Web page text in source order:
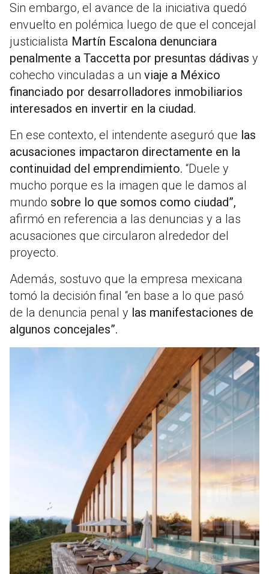
Sin embargo, el avance de la iniciativa quedó
envuelto en polémica luego de que el concejal
justicialista Martín Escalona denunciara
penalmente a Taccetta por presuntas dádivas y
cohecho vinculadas a un viaje a México
financiado por desarrolladores inmobiliarios
interesados en invertir en la ciudad.
En ese contexto, el intendente aseguró que las
acusaciones impactaron directamente en la
continuidad del emprendimiento. “Duele y
mucho porque es la imagen que le damos al
mundo sobre lo que somos como ciudad”,
afirmó en referencia a las denuncias y a las
acusaciones que circularon alrededor del
proyecto.
Además, sostuvo que la empresa mexicana
tomó la decisión final “en base a lo que pasó
de la denuncia penal y las manifestaciones de
algunos concejales”.